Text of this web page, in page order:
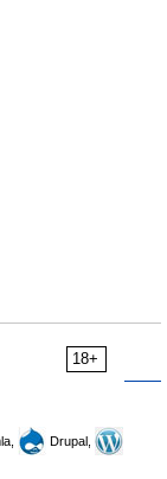
18+
Drupal,